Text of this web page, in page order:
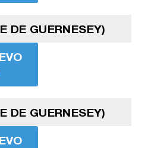
DE GUERNESEY)
DE GUERNESEY)